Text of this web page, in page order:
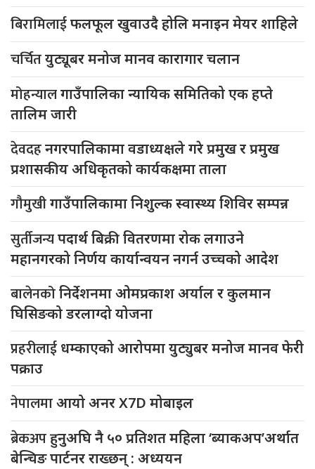
बिरामिलाईफलफूल खुवाउदै होलि मनाइन मेयर शाहिले
चर्चितयुट्यूबर मनोज मानव कारागार चलान
मोहन्यालगाउँपालिका न्यायिक समितिको एक हप्ते
तालिम जारी
देवदहनगरपालिकामा वडाध्यक्षले गरे प्रमुख र प्रमुख
प्रशासकीय अधिकृतको कार्यकक्षमा ताला
गौमुखीगाउँपालिकामा निशुल्क स्वास्थ्य शिविर सम्पन्न
सुर्तीजन्यपदार्थ बिक्री वितरणमा रोक लगाउने
महानगरको निर्णय कार्यान्वयन नगर्न उच्चको आदेश
बालेनकोनिर्देशनमा ओमप्रकाश अर्याल र कुलमान
घिसिङको डरलाग्दो योजना
प्रहरीलाई धम्काएको आरोपमा युट्युबर मनोज मानव फेरी
पक्राउ
नेपालमाआयो अनर X7D मोबाइल
ब्रेकअपहुनुअघि नै ५० प्रतिशत महिला ‘ब्याकअप’अर्थात
बेन्चिङ पार्टनर राख्छन् : अध्ययन